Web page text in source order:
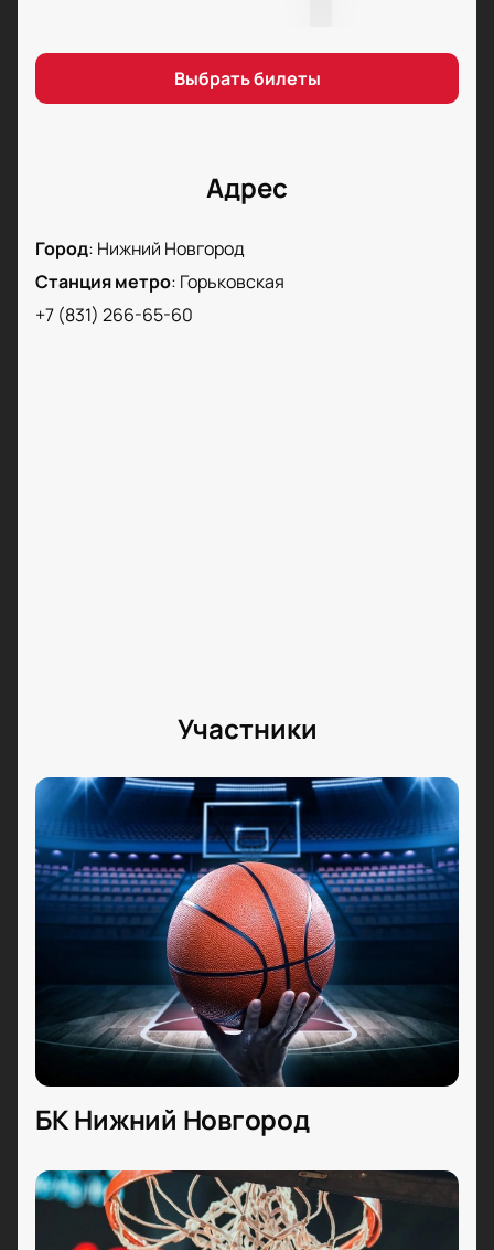
Поторопитесь, чтобы занять лучшие места и
поддержать свою любимую команду. Купить
билеты на нашем сайте можно уже сейчас. Ощутите
Выбрать билеты
Адрес
Город: Нижний Новгород
Станция метро: Горьковская
+7 (831) 266-65-60
Участники
БК Нижний Новгород